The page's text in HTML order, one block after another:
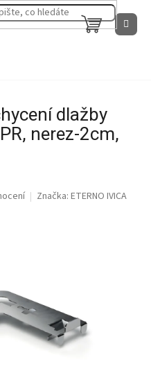
NÁKUPNÍ
KOŠÍK
dlažby
nerez-2cm,
Značka: ETERNO IVICA